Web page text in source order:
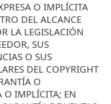
O IMPLÍCITA
DEL ALCANCE
LA LEGISLACIÓN
SUS
O SUS
DEL COPYRIGHT
O
O IMPLÍCITA; EN